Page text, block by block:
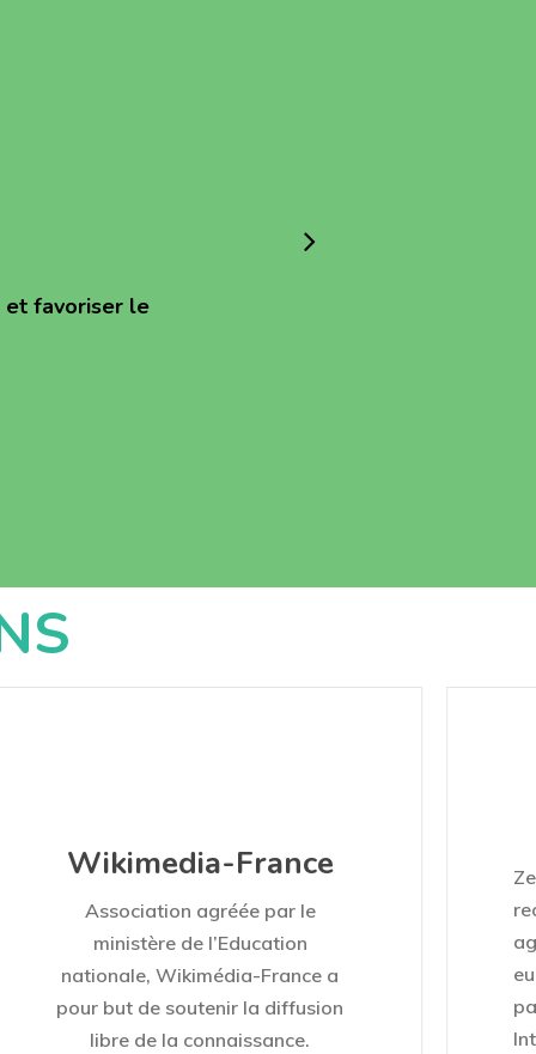
et favoriser le
Wikimedia-France
Association agréée par le
ministère de l’Education
nationale, Wikimédia-France a
pour but de soutenir la diffusion
libre de la connaissance.